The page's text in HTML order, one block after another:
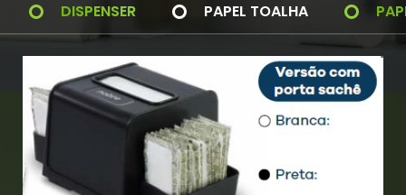
DISPENSER PAPEL TOALHA